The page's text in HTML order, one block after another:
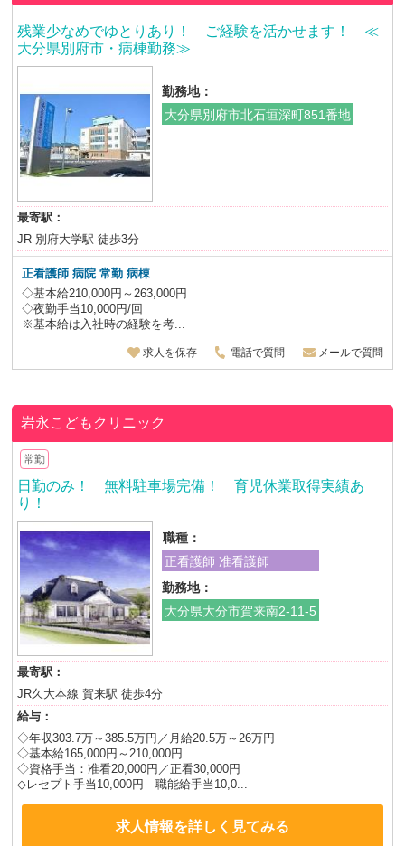
残業少なめでゆとりあり！ ご経験を活かせます！ ≪
大分県別府市・病棟勤務≫
勤務地：
大分県別府市北石垣深町851番地
最寄駅：
JR 別府大学駅 徒歩3分
正看護師 病院 常勤 病棟
◇基本給210,000円～263,000円
◇夜勤手当10,000円/回
※基本給は入社時の経験を考...
求人を保存 電話で質問 メールで質問
岩永こどもクリニック
常勤
日勤のみ！ 無料駐車場完備！ 育児休業取得実績あ
り！
職種：
正看護師 准看護師
勤務地：
大分県大分市賀来南2-11-5
最寄駅：
JR久大本線 賀来駅 徒歩4分
給与：
◇年収303.7万～385.5万円／月給20.5万～26万円
◇基本給165,000円～210,000円
◇資格手当：准看20,000円／正看30,000円
◇レセプト手当10,000円 職能給手当10,0...
求人情報を詳しく見てみる